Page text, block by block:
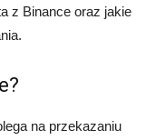
z Binance oraz jakie
na przekazaniu